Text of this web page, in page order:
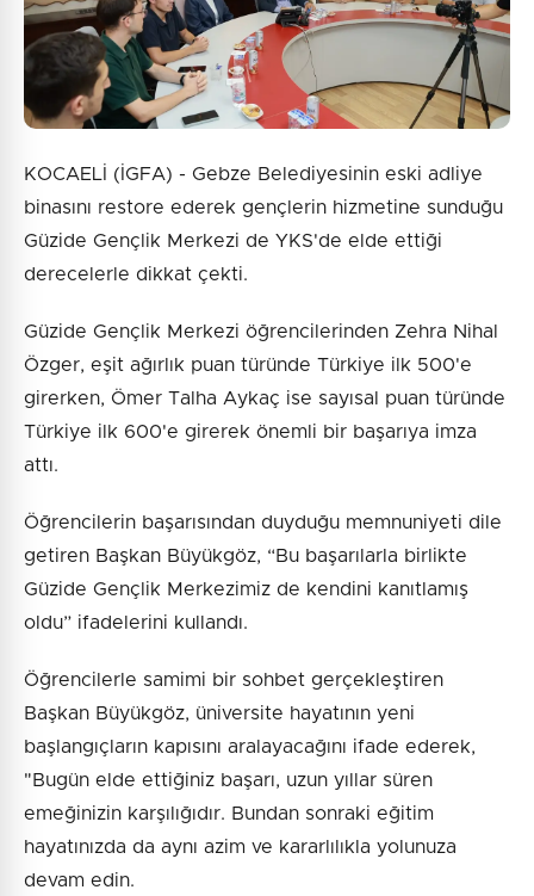
Gönder
KOCAELİ (İGFA) - Gebze Belediyesinin eski adliye
binasını restore ederek gençlerin hizmetine sunduğu
Güzide Gençlik Merkezi de YKS'de elde ettiği
derecelerle dikkat çekti.
Güzide Gençlik Merkezi öğrencilerinden Zehra Nihal
Özger, eşit ağırlık puan türünde Türkiye ilk 500'e
girerken, Ömer Talha Aykaç ise sayısal puan türünde
Türkiye ilk 600'e girerek önemli bir başarıya imza
attı.
Öğrencilerin başarısından duyduğu memnuniyeti dile
getiren Başkan Büyükgöz, “Bu başarılarla birlikte
Güzide Gençlik Merkezimiz de kendini kanıtlamış
oldu” ifadelerini kullandı.
Öğrencilerle samimi bir sohbet gerçekleştiren
Başkan Büyükgöz, üniversite hayatının yeni
başlangıçların kapısını aralayacağını ifade ederek,
"Bugün elde ettiğiniz başarı, uzun yıllar süren
emeğinizin karşılığıdır. Bundan sonraki eğitim
hayatınızda da aynı azim ve kararlılıkla yolunuza
devam edin.